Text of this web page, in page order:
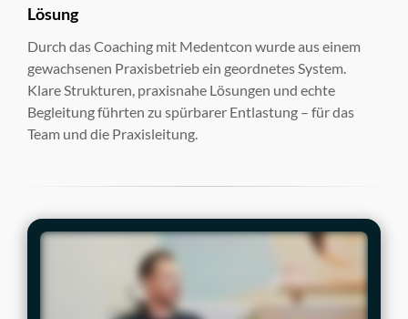
Lösung
Durch das Coaching mit Medentcon wurde aus einem
gewachsenen Praxisbetrieb ein geordnetes System.
Klare Strukturen, praxisnahe Lösungen und echte
Begleitung führten zu spürbarer Entlastung – für das
Team und die Praxisleitung.